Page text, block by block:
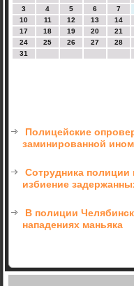
3
4 5 6 7
10
11 12 13 14
17
18 19 20 21
24
25 26 27 28
31
Полицейские
заминированной
Сотрудника
избиение
В полиции
нападениях маньяка